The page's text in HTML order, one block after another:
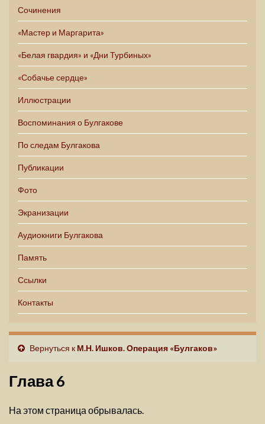
Сочинения
«Мастер и Маргарита»
«Белая гвардия» и «Дни Турбиных»
«Собачье сердце»
Иллюстрации
Воспоминания о Булгакове
По следам Булгакова
Публикации
Фото
Экранизации
Аудиокниги Булгакова
Память
Ссылки
Контакты
Вернуться к М.Н. Ишков. Операция «Булгаков»
Глава 6
На этом страница обрывалась.